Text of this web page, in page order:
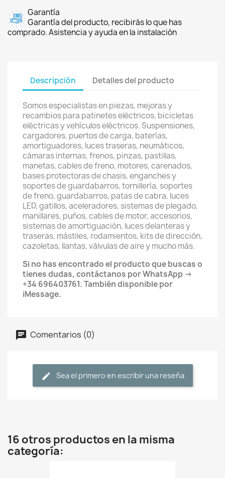
Garantía
Garantía del producto, recibirás lo que has
comprado. Asistencia y ayuda en la instalación
Descripción Detalles del producto
Somos especialistas en piezas, mejoras y
recambios para patinetes eléctricos, bicicletas
eléctricas y vehículos eléctricos. Suspensiones,
cargadores, puertos de carga, baterías,
amortiguadores, luces traseras, neumáticos,
cámaras internas, frenos, pinzas, pastillas,
manetas, cables de freno, motores, carenados,
bases protectoras de chasis, enganches y
soportes de guardabarros, tornillería, soportes
de freno, guardabarros, patas de cabra, luces
LED, gatillos, aceleradores, sistemas de plegado,
manillares, puños, cables de motor, accesorios,
sistemas de amortiguación, luces delanteras y
traseras, mástiles, rodamientos, kits de dirección,
cazoletas, llantas, válvulas de aire y mucho más.
Si no has encontrado el producto que buscas o
tienes dudas, contáctanos por WhatsApp →
+34 696403761. También disponible por
iMessage.
Comentarios (0)
Sea el primero en escribir una reseña
16 otros productos en la misma
categoría: